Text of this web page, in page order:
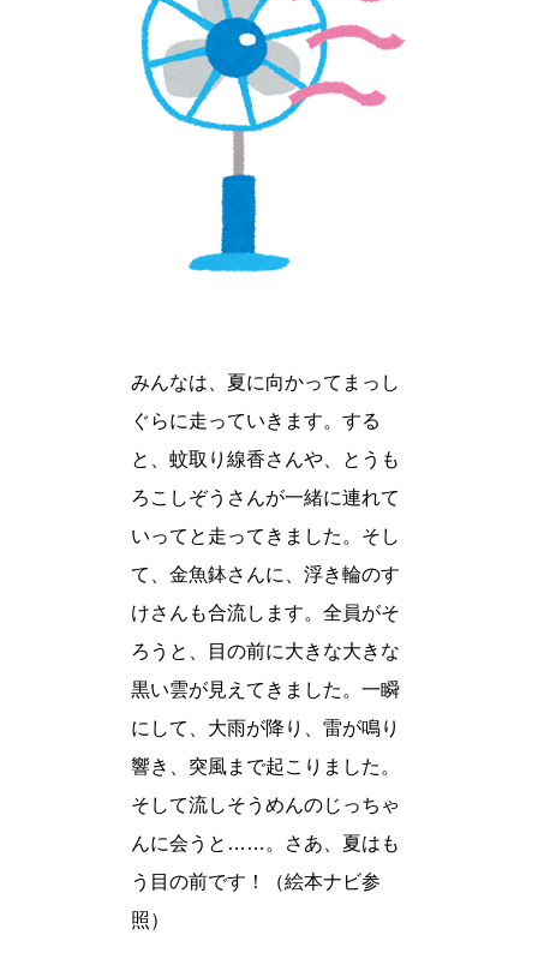
みんなは、夏に向かってまっし
ぐらに走っていきます。する
と、蚊取り線香さんや、とうも
ろこしぞうさんが一緒に連れて
いってと走ってきました。そし
て、金魚鉢さんに、浮き輪のす
けさんも合流します。全員がそ
ろうと、目の前に大きな大きな
黒い雲が見えてきました。一瞬
にして、大雨が降り、雷が鳴り
響き、突風まで起こりました。
そして流しそうめんのじっちゃ
んに会うと……。さあ、夏はも
う目の前です！（絵本ナビ参
照）